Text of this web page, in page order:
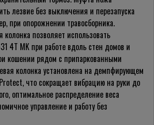
лезвие без выключения и перезапуска
при опорожнении травосборника.
колонка позволяет использовать
4T MK при работе вдоль стен домов и
кошении рядом с припаркованными
колонка установлена на демпфирующем
что сокращает вибрацию на руки до
оптимальное распределение веса
управление и работу без